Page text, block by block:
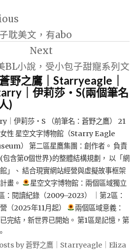
耽美文，有abo
Next
BL小說，受小包子甜寵系列文
野之鷹｜Starryeagle｜
｜伊莉莎・S(兩個筆名
)
伊莉莎・S （前筆名：蒼野之鷹） 21
性 星空文字博物館（Starry Eagle
） 第二區星鷹集團：創作者。 負責
包含第0個世界)的整體結構規劃， 以「網
」、 結合現實網站經營與虛擬故事框架
畫。
星空文字博物館：兩個區域獨立
：閱讀紀錄（2009–2023） ｜第2區：
（2025年11月起）
兩個區域意義：
完結，新世界已開始。 第1區是記憶，第
by 蒼野之鷹｜Starryeagle｜Eliza